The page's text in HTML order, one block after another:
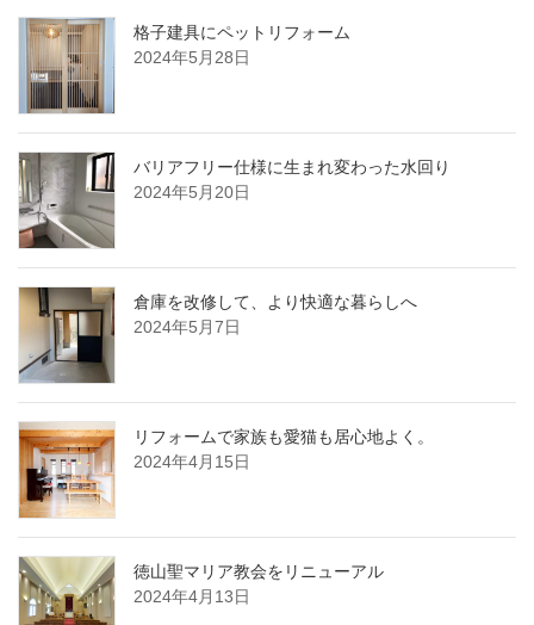
格子建具にペットリフォーム
2024年5月28日
バリアフリー仕様に生まれ変わった水回り
2024年5月20日
倉庫を改修して、より快適な暮らしへ
2024年5月7日
リフォームで家族も愛猫も居心地よく。
2024年4月15日
徳山聖マリア教会をリニューアル
2024年4月13日